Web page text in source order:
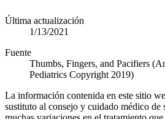
Última actualización
1/13/2021
Fuente
Thumbs, Fingers, and Pacifiers
Pediatrics Copyright 2019)
La información contenida en este sitio
sustituto al consejo y cuidado médico de